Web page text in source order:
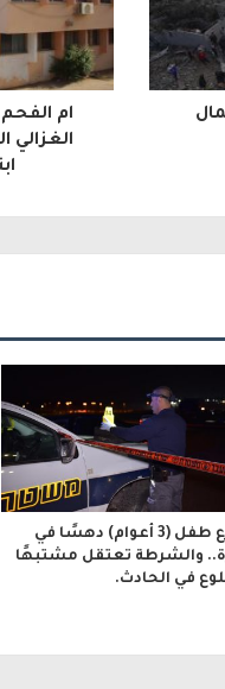
ام
مصرع طفل (3 أعوام) دهسًا في
والشرطة تعتقل مشتبهًا
في الحادث.